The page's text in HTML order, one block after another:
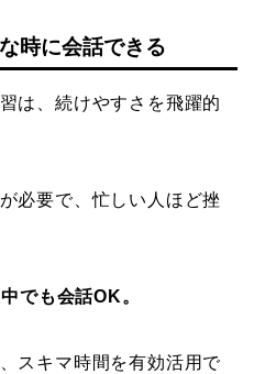
時に会話できる
は、続けやすさを飛躍的
必要で、忙しい人ほど挫
でも会話OK。
スキマ時間を有効活用で